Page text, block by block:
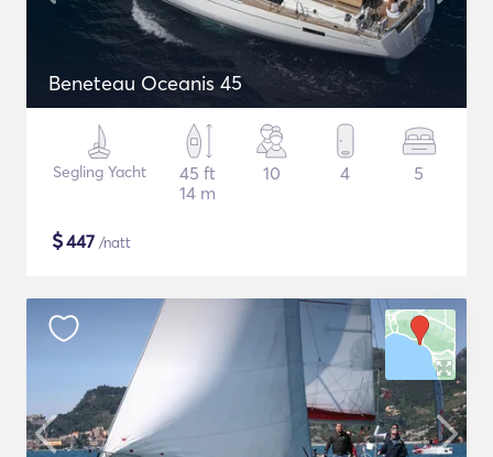
Beneteau Oceanis 45
Segling Yacht
45 ft
14 m
10 4 5
$447 /natt